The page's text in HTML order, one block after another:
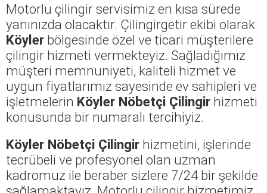
Motorlu çilingir servisimiz en kısa sürede
yanınızda olacaktır. Çilingirgetir ekibi olarak
Köyler bölgesinde özel ve ticari müşterilere
çilingir hizmeti vermekteyiz. Sağladığımız
müşteri memnuniyeti, kaliteli hizmet ve
uygun fiyatlarımız sayesinde ev sahipleri ve
işletmelerin Köyler Nöbetçi Çilingir hizmeti
konusunda bir numaralı tercihiyiz.
Köyler Nöbetçi Çilingir hizmetini, işlerinde
tecrübeli ve profesyonel olan uzman
kadromuz ile beraber sizlere 7/24 bir şekilde